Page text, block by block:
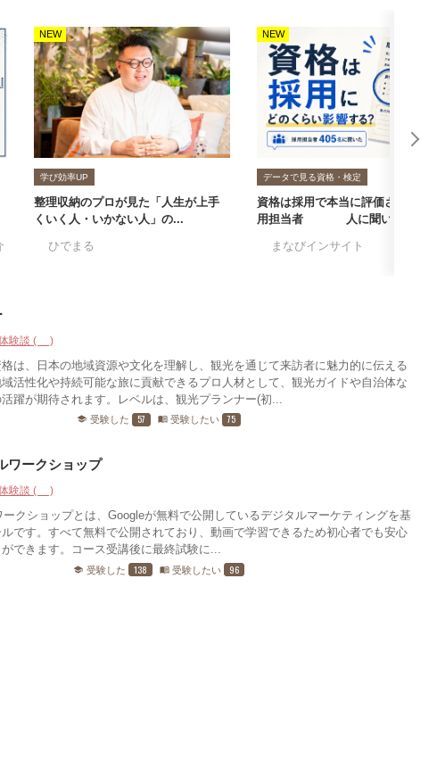
NEW
学び効率UP
整理収納のプロが見た「人生が上手
くいく人・いかない人」の...
#ひでまる
NEW
データで見る資格・検定
資格は採用で本当に評価される？採
用担当者405人に聞いた...
#まなびインサイト
験談 (0)
は、日本の地域資源や文化を理解し、観光を通じて来訪者に魅力的に伝える
活性化や持続可能な旅に貢献できるプロ人材として、観光ガイドや自治体な
躍が期待されます。レベルは、観光プランナー(初...
school 受験した 57 menu_book 受験したい 75
ワークショップ
験談 (1)
クショップとは、Googleが無料で公開しているデジタルマーケティングを基
です。すべて無料で公開されており、動画で学習できるため初心者でも安心
できます。コース受講後に最終試験に...
school 受験した 138 menu_book 受験したい 96